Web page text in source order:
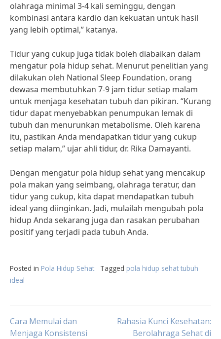
olahraga minimal 3-4 kali seminggu, dengan
kombinasi antara kardio dan kekuatan untuk hasil
yang lebih optimal,” katanya.
Tidur yang cukup juga tidak boleh diabaikan dalam
mengatur pola hidup sehat. Menurut penelitian yang
dilakukan oleh National Sleep Foundation, orang
dewasa membutuhkan 7-9 jam tidur setiap malam
untuk menjaga kesehatan tubuh dan pikiran. “Kurang
tidur dapat menyebabkan penumpukan lemak di
tubuh dan menurunkan metabolisme. Oleh karena
itu, pastikan Anda mendapatkan tidur yang cukup
setiap malam,” ujar ahli tidur, dr. Rika Damayanti.
Dengan mengatur pola hidup sehat yang mencakup
pola makan yang seimbang, olahraga teratur, dan
tidur yang cukup, kita dapat mendapatkan tubuh
ideal yang diinginkan. Jadi, mulailah mengubah pola
hidup Anda sekarang juga dan rasakan perubahan
positif yang terjadi pada tubuh Anda.
Posted in Pola Hidup Sehat Tagged pola hidup sehat tubuh
ideal
Post
Cara Memulai dan
Menjaga Konsistensi
Rahasia Kunci Kesehatan:
Berolahraga Sehat di